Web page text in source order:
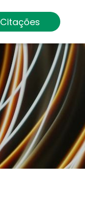
Citações